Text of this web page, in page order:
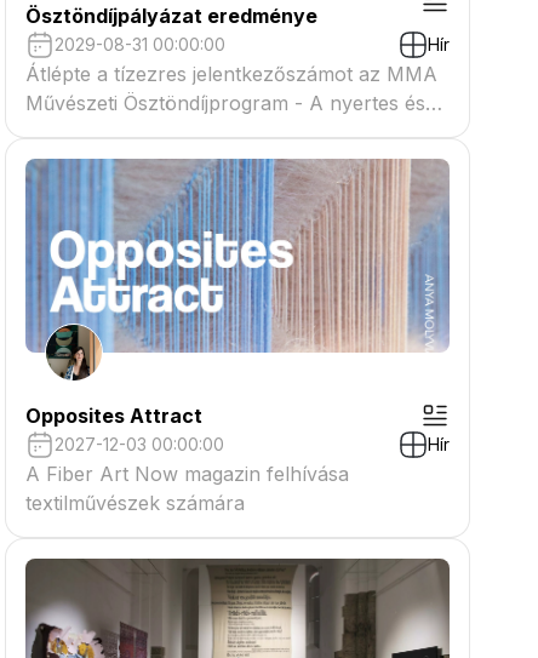
Ösztöndíjpályázat eredménye
2029-08-31 00:00:00 Hír
Átlépte a tízezres jelentkezőszámot az MMA
Művészeti Ösztöndíjprogram - A nyertes és
tartaléklistás pályázók névsora megtekinthető
a csatolmányban
Opposites Attract
2027-12-03 00:00:00 Hír
A Fiber Art Now magazin felhívása
textilművészek számára